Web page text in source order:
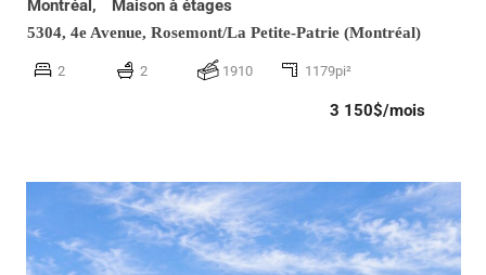
Montréal, Maison à étages
5304, 4e Avenue, Rosemont/La Petite-Patrie (Montréal)
2 2 1910 1179pi²
3 150$/mois